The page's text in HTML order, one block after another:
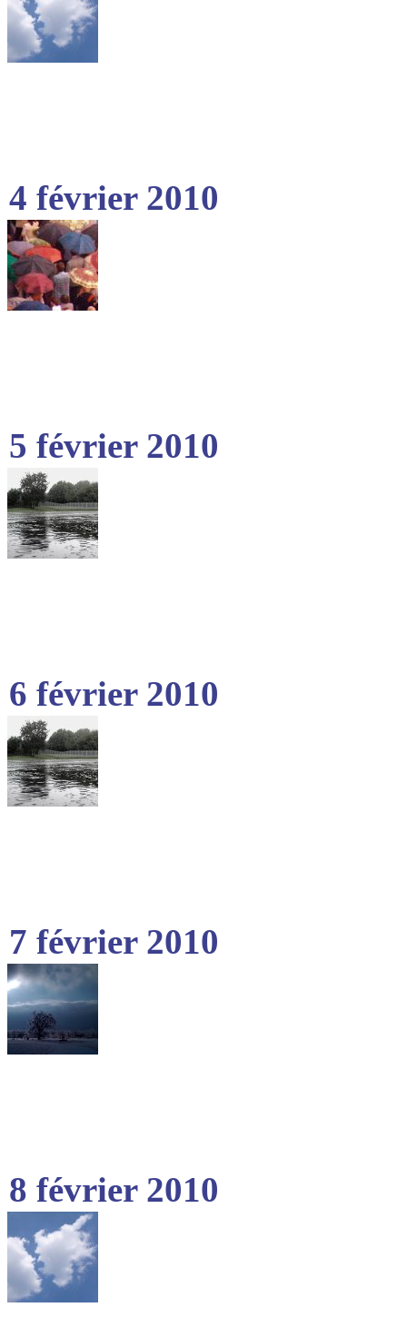
4 février 2010
5 février 2010
6 février 2010
7 février 2010
8 février 2010